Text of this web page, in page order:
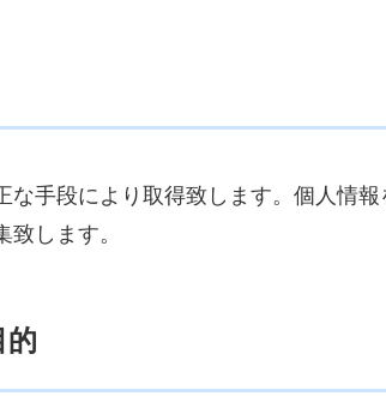
な手段により取得致します。個人情
します。
的